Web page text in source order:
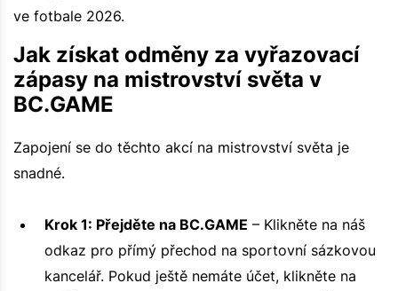
ve fotbale 2026.
Jak získat odměny za vyřazovací
zápasy na mistrovství světa v
BC.GAME
Zapojení se do těchto akcí na mistrovství světa je
snadné.
Krok 1: Přejděte na BC.GAME – Klikněte na náš
odkaz pro přímý přechod na sportovní sázkovou
kancelář. Pokud ještě nemáte účet, klikněte na